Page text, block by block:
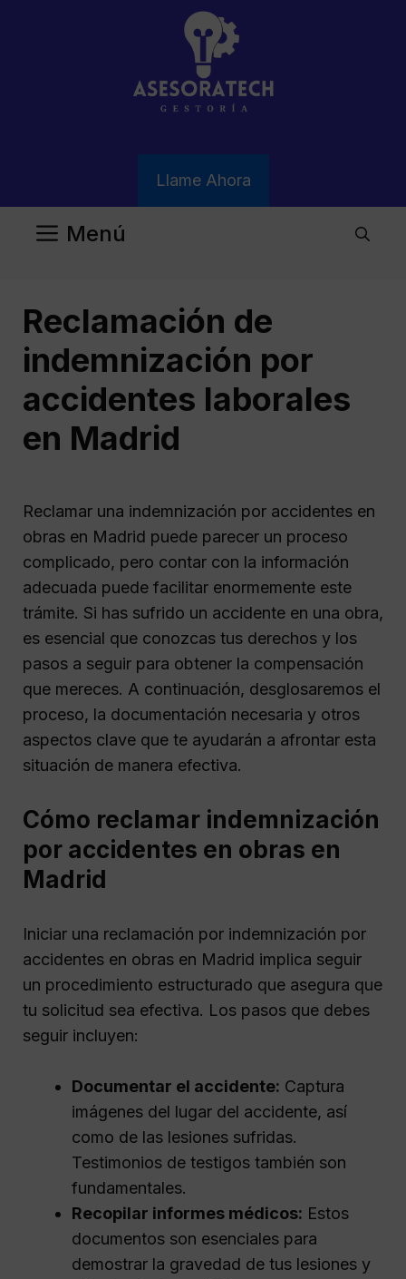
Llame Ahora
Menú
Reclamación de
indemnización por
accidentes laborales
en Madrid
Reclamar una indemnización por accidentes en
obras en Madrid puede parecer un proceso
complicado, pero contar con la información
adecuada puede facilitar enormemente este
trámite. Si has sufrido un accidente en una obra,
es esencial que conozcas tus derechos y los
pasos a seguir para obtener la compensación
que mereces. A continuación, desglosaremos el
proceso, la documentación necesaria y otros
aspectos clave que te ayudarán a afrontar esta
situación de manera efectiva.
Cómo reclamar indemnización
por accidentes en obras en
Madrid
Iniciar una reclamación por indemnización por
accidentes en obras en Madrid implica seguir
un procedimiento estructurado que asegura que
tu solicitud sea efectiva. Los pasos que debes
seguir incluyen:
Documentar el accidente: Captura
imágenes del lugar del accidente, así
como de las lesiones sufridas.
Testimonios de testigos también son
fundamentales.
Recopilar informes médicos: Estos
documentos son esenciales para
demostrar la gravedad de tus lesiones y